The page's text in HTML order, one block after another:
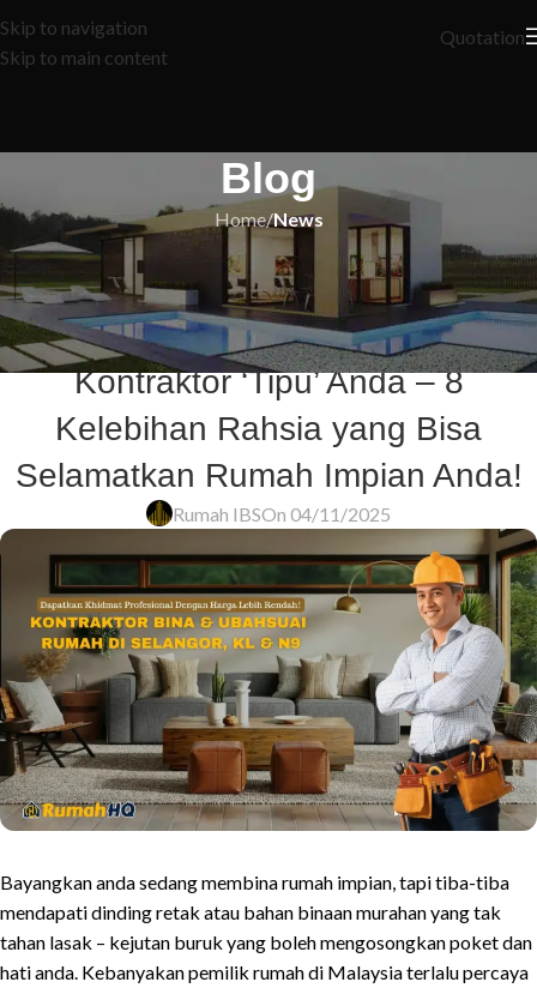
Skip to navigation
Skip to main content
Quotation
Blog
Home/News
NEWS
Rahsia Tersembunyi Lawatan
Tapak Pembinaan: Jangan Biarkan
Kontraktor ‘Tipu’ Anda – 8
Kelebihan Rahsia yang Bisa
Selamatkan Rumah Impian Anda!
Rumah IBSOn 04/11/2025
Bayangkan anda sedang membina rumah impian, tapi tiba-tiba
mendapati dinding retak atau bahan binaan murahan yang tak
tahan lasak – kejutan buruk yang boleh mengosongkan poket dan
hati anda. Kebanyakan pemilik rumah di Malaysia terlalu percaya